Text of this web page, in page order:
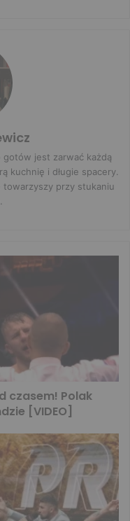
gotów jest zarwać każdą
kuchnię i długie spacery.
przy stukaniu
czasem! Polak
[VIDEO]